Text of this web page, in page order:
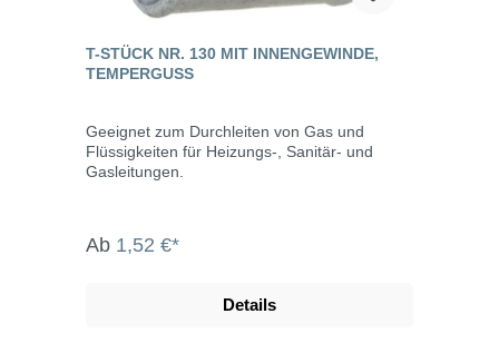
T-STÜCK NR. 130 MIT INNENGEWINDE,
TEMPERGUSS
Geeignet zum Durchleiten von Gas und
Flüssigkeiten für Heizungs-, Sanitär- und
Gasleitungen.
Ab 1,52 €*
Details